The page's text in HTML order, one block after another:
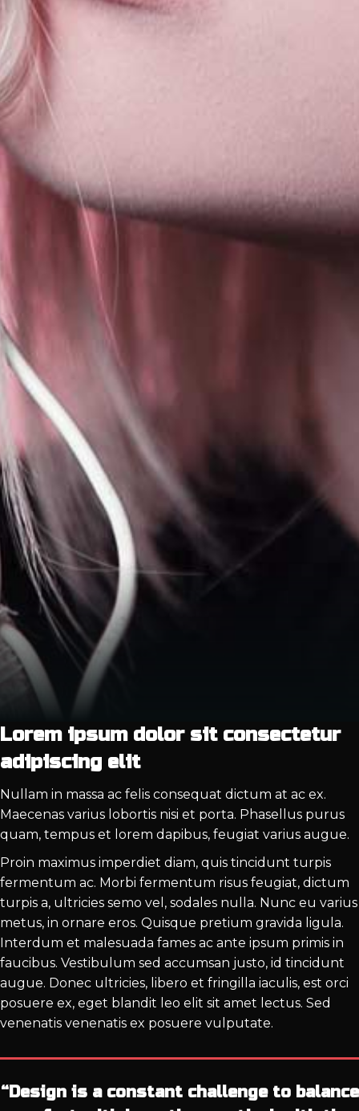
Lorem ipsum dolor sit consectetur
adipiscing elit
Nullam in massa ac felis consequat dictum at ac ex.
Maecenas varius lobortis nisi et porta. Phasellus purus
quam, tempus et lorem dapibus, feugiat varius augue.
Proin maximus imperdiet diam, quis tincidunt turpis
fermentum ac. Morbi fermentum risus feugiat, dictum
turpis a, ultricies semo vel, sodales nulla. Nunc eu varius
metus, in ornare eros. Quisque pretium gravida ligula.
Interdum et malesuada fames ac ante ipsum primis in
faucibus. Vestibulum sed accumsan justo, id tincidunt
augue. Donec ultricies, libero et fringilla iaculis, est orci
posuere ex, eget blandit leo elit sit amet lectus. Sed
venenatis venenatis ex posuere vulputate.
“Design is a constant challenge to balance